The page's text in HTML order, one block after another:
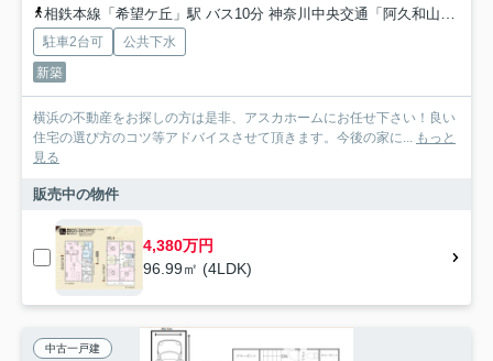
相鉄本線「希望ケ丘」駅 バス10分 神奈川中央交通「阿久和山谷」 停歩4分
駐車2台可
公共下水
新築
横浜の不動産をお探しの方は是非、アスカホームにお任せ下さい！良い
住宅の選び方のコツ等アドバイスさせて頂きます。今後の家に... もっと
見る
販売中の物件
4,380万円
96.99㎡ (4LDK)
中古一戸建